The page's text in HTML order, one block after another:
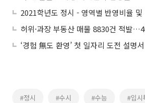
2021학년도 정시 - 영역별 반영비율 및
허위·과장 부동산 매물 8830건 적발
‘경험 無도 환영’ 첫 일자리 도전 설명서
#정시 #수시 #수능 #입시